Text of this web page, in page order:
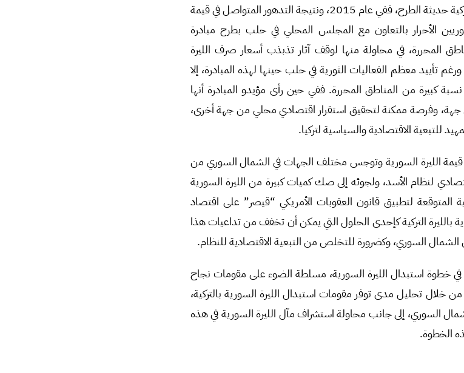
لم تكن فكرة استبدال الليرة السورية بجارتها التركية حديثة الطرح، ففي عام 2015، ونتيجة التدهور المتواصل في قيمة
الأحرار بالتعاون مع المجلس المحلي في حلب بطرح مبادرة
المحررة، في محاولة منها لوقف آثار تذبذب أسعار صرف الليرة
تأييد معظم الفعاليات الثورية في حلب حينها لهذه المبادرة، إلا
كبيرة من المناطق المحررة. ففي حين رأى مؤيدو المبادرة أنها
جهة، وفرصة ممكنة لتحقيق استقرار اقتصادي محلي من جهة أخرى،
للتبعية الاقتصادية والسياسية لتركيا.
قيمة الليرة السورية وتوجس مختلف الجهات في الشمال السوري من
لنظام الأسد، ولجوئه إلى صك كميات كبيرة من الليرة السورية
المتوقعة لتطبيق قانون العقوبات الأمريكي “قيصر” على اقتصاد
بالليرة التركية كإحدى الحلول التي يمكن أن تخفف من تداعيات هذا
الشمال السوري، وكضرورة للتخلص من التبعية الاقتصادية للنظام.
في خطوة استبدال الليرة السورية، مسلطة الضوء على مقومات نجاح
خلال تحليل مدى توفر مقومات استبدال الليرة السورية بالتركية،
السوري، إلى جانب محاولة استشراف مآل الليرة السورية في هذه
الخطوة.